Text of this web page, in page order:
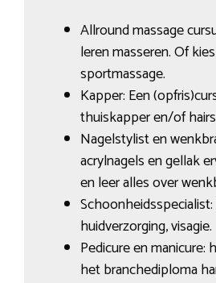
Allround massage
leren masseren. Of
sportmassage.
Kapper: Een
thuiskapper en/of
Nagelstylist en
acrylnagels en gellak
en leer alles over
huidverzorging, visagie.
Pedicure en manicure:
het branchediploma